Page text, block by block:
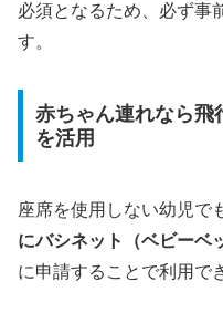
必須となるため、必ず事
す。
赤ちゃん連れなら飛
を活用
座席を使用しない幼児で
にバシネット（ベビーベ
に申請することで利用で